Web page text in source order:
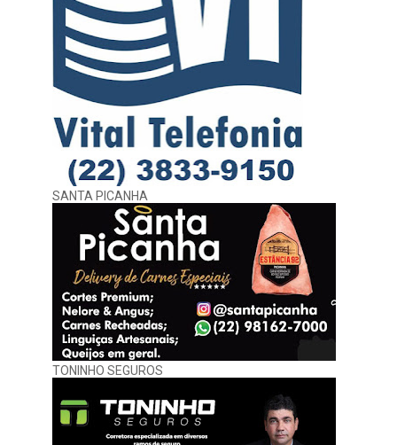
SANTA PICANHA
TONINHO SEGUROS